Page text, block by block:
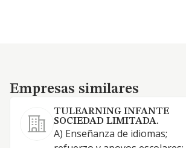
Empresas similares
Empresas similares
TULEARNING INFANTE
SOCIEDAD LIMITADA.
A) Enseñanza de idiomas;